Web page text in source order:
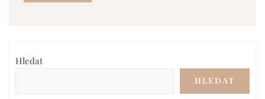
Hledat
HLEDAT